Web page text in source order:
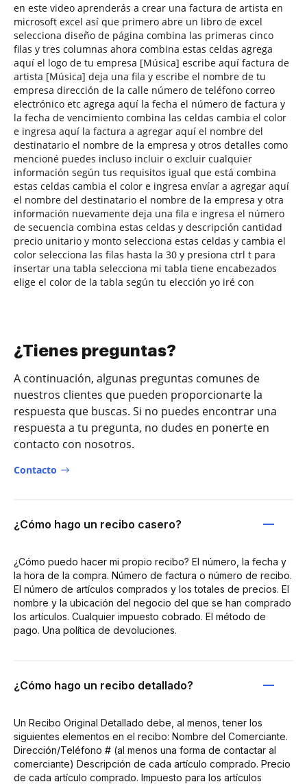
en este video aprenderás a crear una factura de artista en
microsoft excel así que primero abre un libro de excel
selecciona diseño de página combina las primeras cinco
filas y tres columnas ahora combina estas celdas agrega
aquí el logo de tu empresa [Música] escribe aquí factura de
artista [Música] deja una fila y escribe el nombre de tu
empresa dirección de la calle número de teléfono correo
electrónico etc agrega aquí la fecha el número de factura y
la fecha de vencimiento combina las celdas cambia el color
e ingresa aquí la factura a agregar aquí el nombre del
destinatario el nombre de la empresa y otros detalles como
mencioné puedes incluso incluir o excluir cualquier
información según tus requisitos igual que está combina
estas celdas cambia el color e ingresa envíar a agregar aquí
el nombre del destinatario el nombre de la empresa y otra
información nuevamente deja una fila e ingresa el número
de secuencia combina estas celdas y descripción cantidad
precio unitario y monto selecciona estas celdas y cambia el
color selecciona las filas hasta la 30 y presiona ctrl t para
insertar una tabla selecciona mi tabla tiene encabezados
elige el color de la tabla según tu elección yo iré con
¿Tienes preguntas?
A continuación, algunas preguntas comunes de
nuestros clientes que pueden proporcionarte la
respuesta que buscas. Si no puedes encontrar una
respuesta a tu pregunta, no dudes en ponerte en
contacto con nosotros.
Contacto
¿Cómo hago un recibo casero?
¿Cómo puedo hacer mi propio recibo? El número, la fecha y
la hora de la compra. Número de factura o número de recibo.
El número de artículos comprados y los totales de precios. El
nombre y la ubicación del negocio del que se han comprado
los artículos. Cualquier impuesto cobrado. El método de
pago. Una política de devoluciones.
¿Cómo hago un recibo detallado?
Un Recibo Original Detallado debe, al menos, tener los
siguientes elementos en el recibo: Nombre del Comerciante.
Dirección/Teléfono # (al menos una forma de contactar al
comerciante) Descripción de cada artículo comprado. Precio
de cada artículo comprado. Impuesto para los artículos